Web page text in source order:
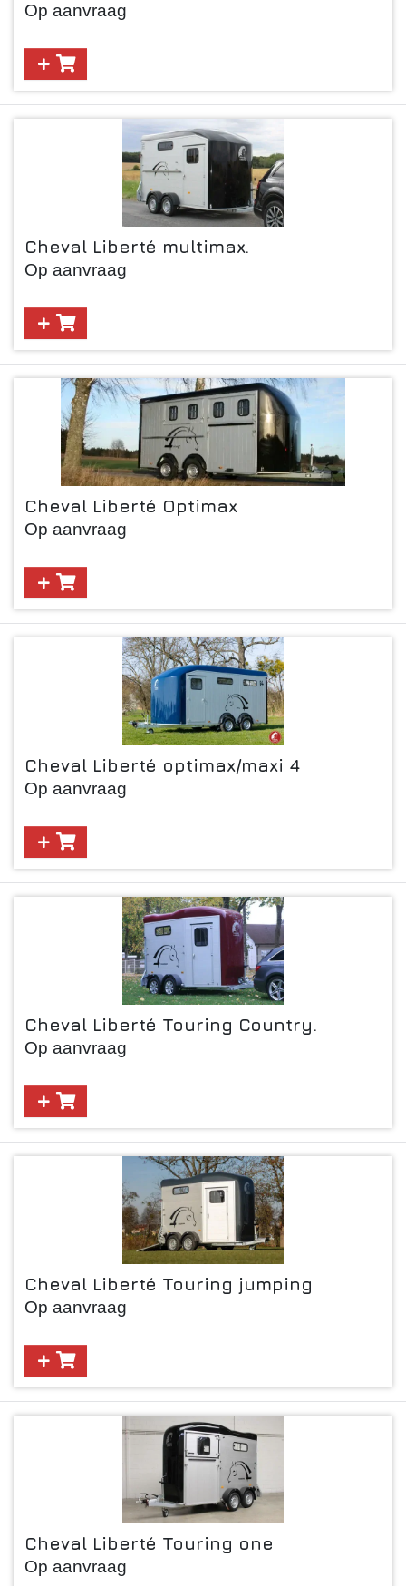
Op aanvraag
Cheval Liberté multimax.
Op aanvraag
Cheval Liberté Optimax
Op aanvraag
Cheval Liberté optimax/maxi 4
Op aanvraag
Cheval Liberté Touring Country.
Op aanvraag
Cheval Liberté Touring jumping
Op aanvraag
Cheval Liberté Touring one
Op aanvraag